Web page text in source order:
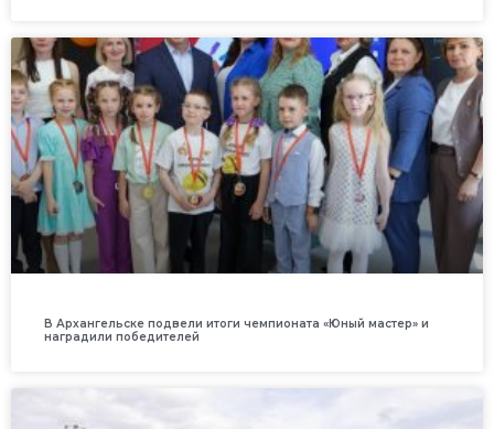
В Архангельске подвели итоги чемпионата «Юный мастер» и
наградили победителей